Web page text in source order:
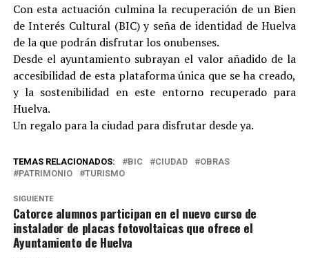
Con esta actuación culmina la recuperación de un Bien
de Interés Cultural (BIC) y seña de identidad de Huelva
de la que podrán disfrutar los onubenses.
Desde el ayuntamiento subrayan el valor añadido de la
accesibilidad de esta plataforma única que se ha creado,
y la sostenibilidad en este entorno recuperado para
Huelva.
Un regalo para la ciudad para disfrutar desde ya.
TEMAS RELACIONADOS: BIC CIUDAD
OBRAS
PATRIMONIO
TURISMO
SIGUIENTE
Catorce alumnos participan en el nuevo curso de
instalador de placas fotovoltaicas que ofrece el
Ayuntamiento de Huelva